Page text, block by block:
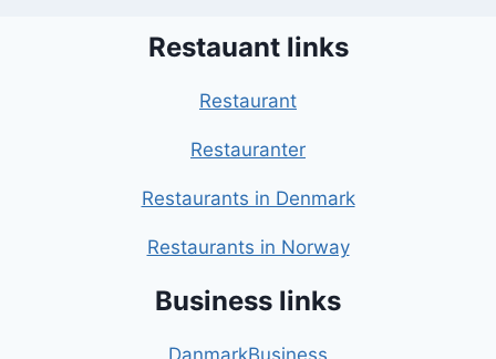
Restauant links
Restaurant
Restauranter
Restaurants in Denmark
Restaurants in Norway
Business links